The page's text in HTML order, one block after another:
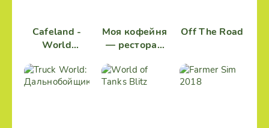
Cafeland -
World
Моя кофейня
— ресторан
Off The Road